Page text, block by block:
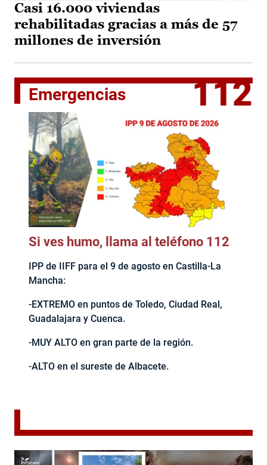
Casi 16.000 viviendas
rehabilitadas gracias a más de 57
millones de inversión
Emergencias 112
Si ves humo, llama al teléfono 112
IPP de IIFF para el 9 de agosto en Castilla-La
Mancha:
-EXTREMO en puntos de Toledo, Ciudad Real,
Guadalajara y Cuenca.
-MUY ALTO en gran parte de la región.
-ALTO en el sureste de Albacete.